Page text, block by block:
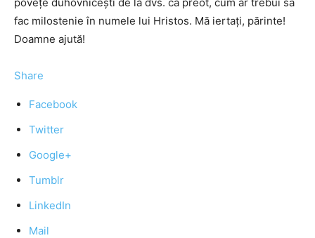
fac milostenie în numele lui Hristos. Mă iertaţi, părinte!
Doamne ajută!
Share
Facebook
Twitter
Google+
Tumblr
LinkedIn
Mail